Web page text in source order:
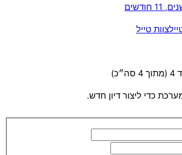
צוות טייל
כדי ליצור דיון חדש.